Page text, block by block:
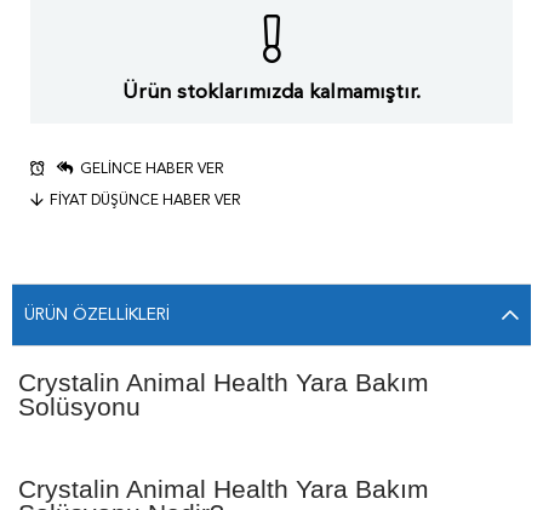
Ürün stoklarımızda kalmamıştır.
GELINCE HABER VER
FIYAT DÜŞÜNCE HABER VER
ÜRÜN ÖZELLIKLERI
Crystalin Animal Health Yara Bakım
Solüsyonu
Crystalin Animal Health Yara Bakım